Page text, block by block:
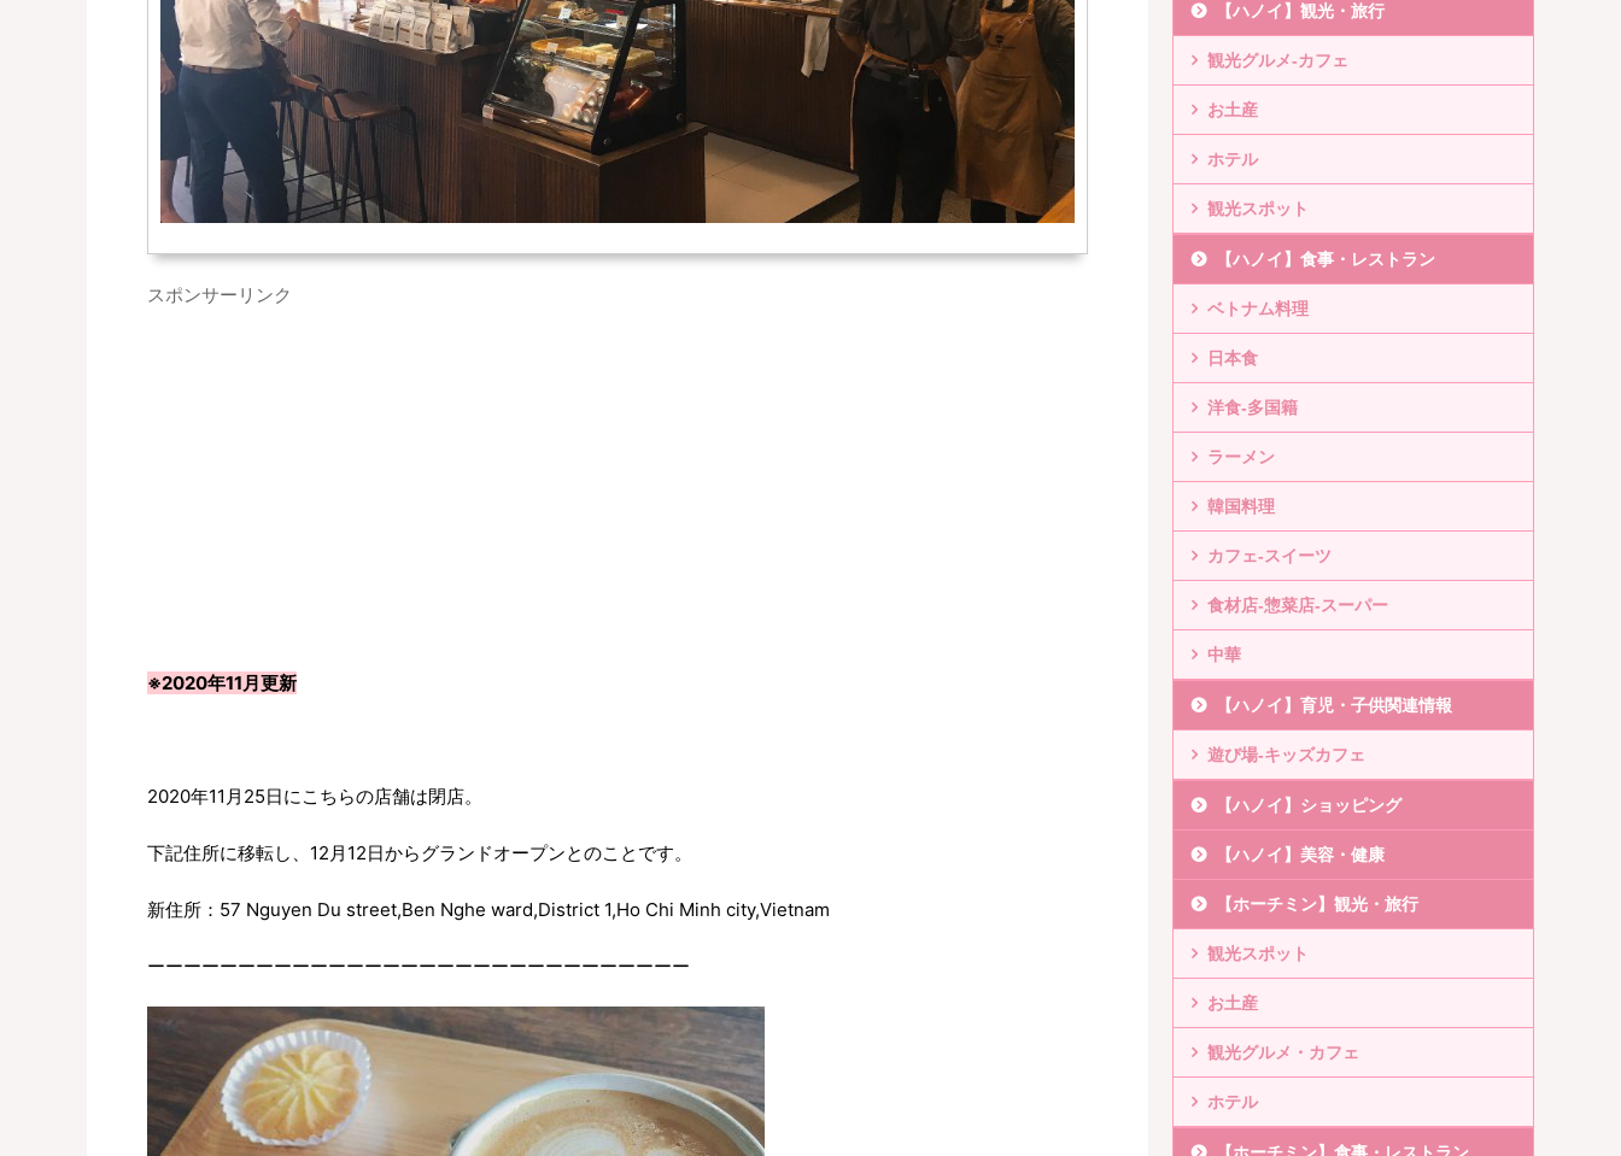
スポンサーリンク
※2020年11月更新
2020年11月25日にこちらの店舗は閉店。
下記住所に移転し、12月12日からグランドオープンとのことです。
新住所：57 Nguyen Du street,Ben Nghe ward,District 1,Ho Chi Minh city,Vietnam
ーーーーーーーーーーーーーーーーーーーーーーーーーーーーーー
【ハノイ】観光・旅行
観光グルメ-カフェ
お土産
ホテル
観光スポット
【ハノイ】食事・レストラン
ベトナム料理
日本食
洋食-多国籍
ラーメン
韓国料理
カフェ-スイーツ
食材店-惣菜店-スーパー
中華
【ハノイ】育児・子供関連情報
遊び場-キッズカフェ
【ハノイ】ショッピング
【ハノイ】美容・健康
【ホーチミン】観光・旅行
観光スポット
お土産
観光グルメ・カフェ
ホテル